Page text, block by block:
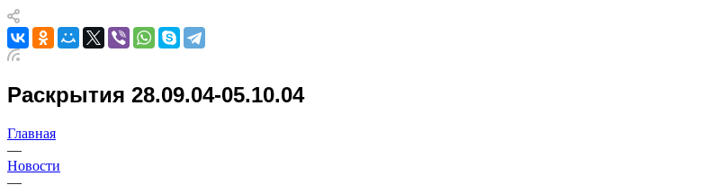
Раскрытия 28.09.04-05.10.04
Главная
—
Новости
—